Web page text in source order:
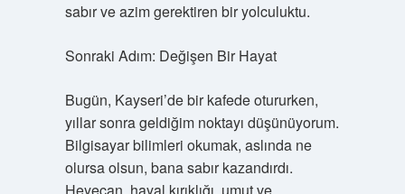
sabır ve azim gerektiren bir yolculuktu.
Sonraki Adım: Değişen Bir Hayat
Bugün, Kayseri’de bir kafede otururken,
yıllar sonra geldiğim noktayı düşünüyorum.
Bilgisayar bilimleri okumak, aslında ne
olursa olsun, bana sabır kazandırdı.